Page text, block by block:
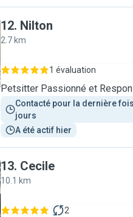
12. Nilton
2.7 km
1 évaluation
Petsitter Passionné et
Contacté pour la dernière
jours
A été actif hier
13. Cecile
10.1 km
2